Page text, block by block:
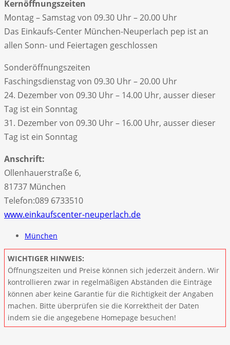
Kernöffnungszeiten
Montag – Samstag von 09.30 Uhr – 20.00 Uhr
Das Einkaufs-Center München-Neuperlach pep ist an
allen Sonn- und Feiertagen geschlossen
Sonderöffnungszeiten
Faschingsdienstag von 09.30 Uhr – 20.00 Uhr
24. Dezember von 09.30 Uhr – 14.00 Uhr, ausser dieser
Tag ist ein Sonntag
31. Dezember von 09.30 Uhr – 16.00 Uhr, ausser dieser
Tag ist ein Sonntag
Anschrift:
Ollenhauerstraße 6,
81737 München
Telefon:089 6733510
www.einkaufscenter-neuperlach.de
München
WICHTIGER HINWEIS:
Öffnungszeiten und Preise können sich jederzeit ändern. Wir
kontrollieren zwar in regelmäßigen Abständen die Einträge
können aber keine Garantie für die Richtigkeit der Angaben
machen. Bitte überprüfen sie die Korrektheit der Daten
indem sie die angegebene Homepage besuchen!